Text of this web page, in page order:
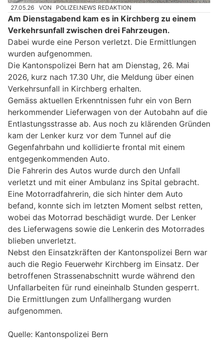
27.05.26 VON POLIZEI.NEWS REDAKTION
Am Dienstagabend kam es in Kirchberg zu einem
Verkehrsunfall zwischen drei Fahrzeugen.
Dabei wurde eine Person verletzt. Die Ermittlungen
wurden aufgenommen.
Die Kantonspolizei Bern hat am Dienstag, 26. Mai
2026, kurz nach 17.30 Uhr, die Meldung über einen
Verkehrsunfall in Kirchberg erhalten.
Gemäss aktuellen Erkenntnissen fuhr ein von Bern
herkommender Lieferwagen von der Autobahn auf die
Entlastungsstrasse ab. Aus noch zu klärenden Gründen
kam der Lenker kurz vor dem Tunnel auf die
Gegenfahrbahn und kollidierte frontal mit einem
entgegenkommenden Auto.
Die Fahrerin des Autos wurde durch den Unfall
verletzt und mit einer Ambulanz ins Spital gebracht.
Eine Motorradfahrerin, die sich hinter dem Auto
befand, konnte sich im letzten Moment selbst retten,
wobei das Motorrad beschädigt wurde. Der Lenker
des Lieferwagens sowie die Lenkerin des Motorrades
blieben unverletzt.
Nebst den Einsatzkräften der Kantonspolizei Bern war
auch die Regio Feuerwehr Kirchberg im Einsatz. Der
betroffenen Strassenabschnitt wurde während den
Unfallarbeiten für rund eineinhalb Stunden gesperrt.
Die Ermittlungen zum Unfallhergang wurden
aufgenommen.
Quelle: Kantonspolizei Bern